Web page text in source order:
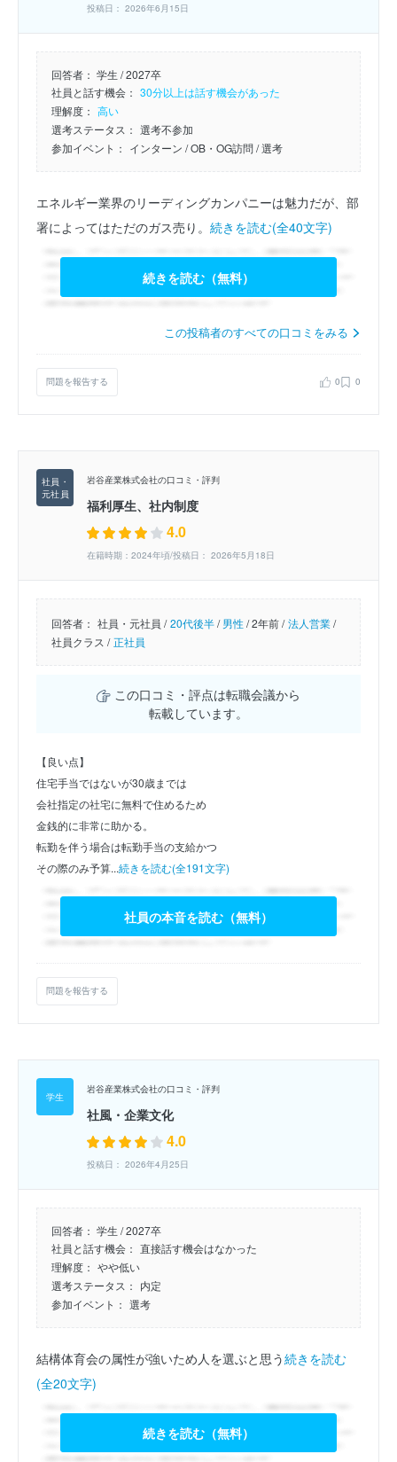
投稿日： 2026年6月15日
回答者： 学生 / 2027卒
社員と話す機会： 30分以上は話す機会があった
理解度： 高い
選考ステータス： 選考不参加
参加イベント： インターン / OB・OG訪問/ 選考
エネルギー業界のリーディングカンパニーは魅力だが、部
署によってはただのガス売り。 続きを読む(全40文字)
続きを読む（無料）
この投稿者のすべての口コミをみる
問題を報告する 0 0
岩谷産業株式会社の口コミ・評判
福利厚生、社内制度
4.0
在籍時期：2024年頃/投稿日： 2026年5月18日
回答者： 社員・元社員 / 20代後半/男性/2年前 / 法人営業/
社員クラス / 正社員
この口コミ・評点は転職会議から
転載しています。
【良い点】
住宅手当ではないが30歳までは
会社指定の社宅に無料で住めるため
金銭的に非常に助かる。
転勤を伴う場合は転勤手当の支給かつ
その際のみ予算...続きを読む(全191文字)
社員の本音を読む（無料）
問題を報告する
岩谷産業株式会社の口コミ・評判
社風・企業文化
4.0
投稿日： 2026年4月25日
回答者： 学生 / 2027卒
社員と話す機会： 直接話す機会はなかった
理解度： やや低い
選考ステータス： 内定
参加イベント： 選考
結構体育会の属性が強いため人を選ぶと思う続きを読む
(全20文字)
続きを読む（無料）